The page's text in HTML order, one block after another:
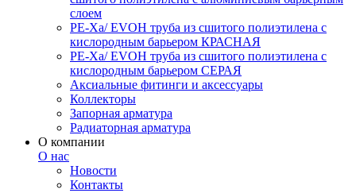
слоем
PE-Xa/ EVOH труба из сшитого полиэтилена с
кислородным барьером КРАСНАЯ
PE-Xa/ EVOH труба из сшитого полиэтилена с
кислородным барьером СЕРАЯ
Аксиальные фитинги и аксессуары
Коллекторы
Запорная арматура
Радиаторная арматура
О компании
О нас
Новости
Контакты